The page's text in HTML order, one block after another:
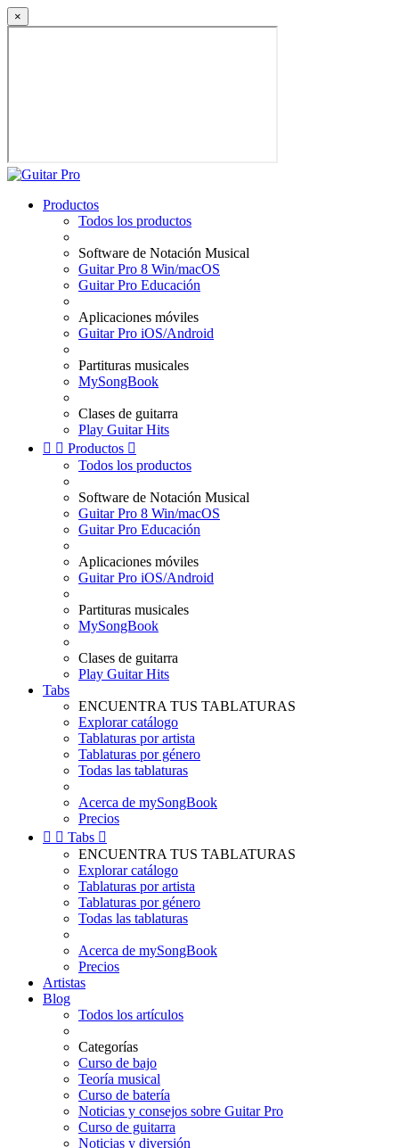
×
Productos
Todos los productos
Software de Notación Musical
Guitar Pro 8 Win/macOS
Guitar Pro Educación
Aplicaciones móviles
Guitar Pro iOS/Android
Partituras musicales
MySongBook
Clases de guitarra
Play Guitar Hits
  Productos 
Todos los productos
Software de Notación Musical
Guitar Pro 8 Win/macOS
Guitar Pro Educación
Aplicaciones móviles
Guitar Pro iOS/Android
Partituras musicales
MySongBook
Clases de guitarra
Play Guitar Hits
Tabs
ENCUENTRA TUS TABLATURAS
Explorar catálogo
Tablaturas por artista
Tablaturas por género
Todas las tablaturas
Acerca de mySongBook
Precios
  Tabs 
ENCUENTRA TUS TABLATURAS
Explorar catálogo
Tablaturas por artista
Tablaturas por género
Todas las tablaturas
Acerca de mySongBook
Precios
Artistas
Blog
Todos los artículos
Categorías
Curso de bajo
Teoría musical
Curso de batería
Noticias y consejos sobre Guitar Pro
Curso de guitarra
Noticias y diversión